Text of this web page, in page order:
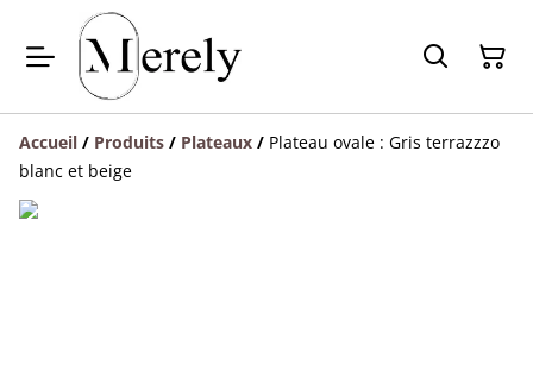
Accueil / Produits / Plateaux / Plateau ovale : Gris terrazzzo
blanc et beige